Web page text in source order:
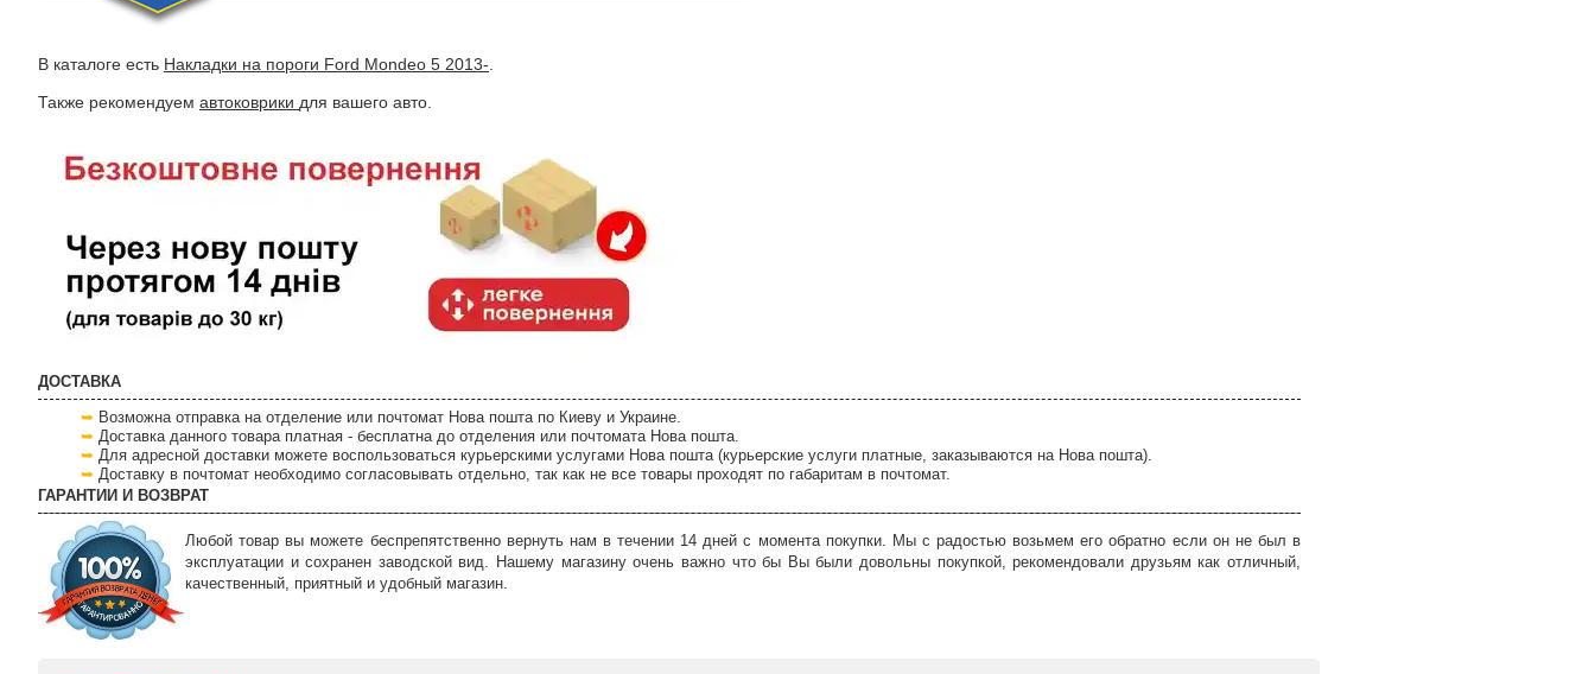
В каталоге есть Накладки на пороги Ford Mondeo 5 2013-
Также рекомендуем автоковрики для вашего авто.
ДОСТАВКА
Возможна отправка на отделение или почтомат Нова пошта по Киеву и Украине.
Доставка данного товара платная - бесплатна до отделения или почтомата Нова пошта.
Для адресной доставки можете воспользоваться курьерскими услугами Нова пошта (курьерские услуги платные, заказываются на Нова пошта).
Доставку в почтомат необходимо согласовывать отдельно, так как не все товары проходят по габаритам в почтомат.
ГАРАНТИИ И ВОЗВРАТ
Любой товар вы можете беспрепятственно вернуть нам в течении 14 дней с момента покупки. Мы с радостью возьмем его обратно если он не был в
эксплуатации и сохранен заводской вид. Нашему магазину очень важно что бы Вы были довольны покупкой, рекомендовали друзьям как отличный,
качественный, приятный и удобный магазин.